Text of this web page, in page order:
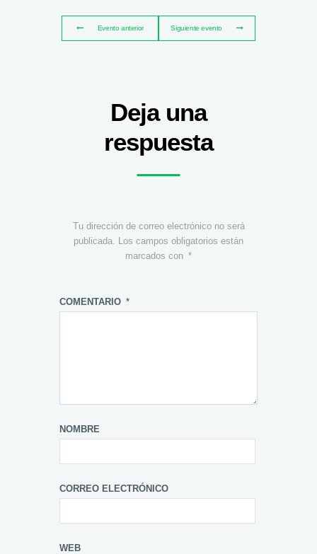
Evento anterior Siguiente evento
Deja una
respuesta
Tu dirección de correo electrónico no será
publicada.
Los campos obligatorios están
marcados con *
COMENTARIO *
NOMBRE
CORREO ELECTRÓNICO
WEB